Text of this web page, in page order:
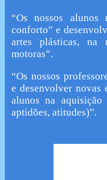
“Os nossos alunos
conforto” e
artes plásticas, na
motoras”.
“Os nossos
e desenvolver novas
alunos na aquisição
aptidões, atitudes)”.